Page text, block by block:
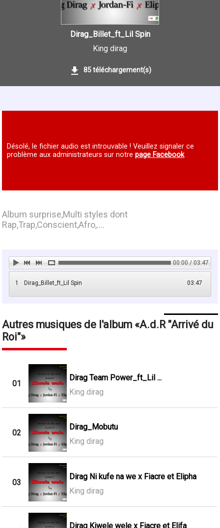
Dirag_Billet_ft_Lil Spin
King dirag
85 téléchargement(s)
Désolé, le fichier audio est introuvable ! Veuillez signaler ce
problème aux administrateurs sur notrepage Facebook
Album surprise,Multi styles dont
Rap,Trap,Conscient,Afro,....
00:00 / 03:47
1 03:47
Dirag_Billet_ft_Lil Spin
Autres musiques de l'album
A.d.R "Arrivé du
Roi"
01
Dirag Team Power_ft_Lil ...
King dirag
02
Dirag_Mobutu
King dirag
03
Dirag Ni kufe na we x Fiacre et Elipha
King dirag
Dirag Kiwele wele x Fiacre et Elifa